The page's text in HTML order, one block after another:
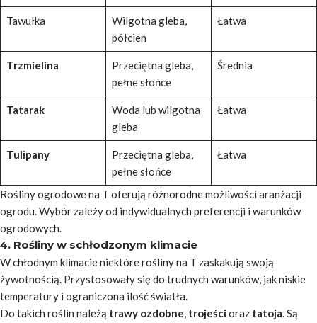
Tawułka
Wilgotna gleba,
półcien
Łatwa
Trzmielina
Przeciętna gleba,
pełne słońce
Średnia
Tatarak
Woda lub wilgotna
gleba
Łatwa
Tulipany
Przeciętna gleba,
pełne słońce
Łatwa
Rośliny ogrodowe na T oferują różnorodne możliwości aranżacji
ogrodu. Wybór zależy od indywidualnych preferencji i warunków
ogrodowych.
4. Rośliny w schłodzonym klimacie
W chłodnym klimacie niektóre rośliny na T zaskakują swoją
żywotnością. Przystosowały się do trudnych warunków, jak niskie
temperatury i ograniczona ilość światła.
Do takich roślin należą trawy ozdobne, trojeścioraz tatoja. Są